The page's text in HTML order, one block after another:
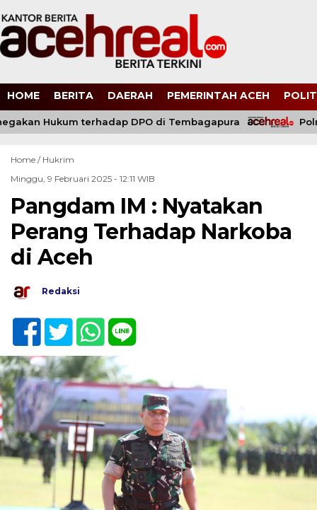
HOME BERITA DAERAH PEMERINTAH ACEH
Hukum terhadap DPO di Tembagapura Polri:
Home / Hukrim
Minggu, 9 Februari 2025 - 12:11 WIB
Pangdam IM : Nyatakan
Perang Terhadap Narkoba
di Aceh
Redaksi